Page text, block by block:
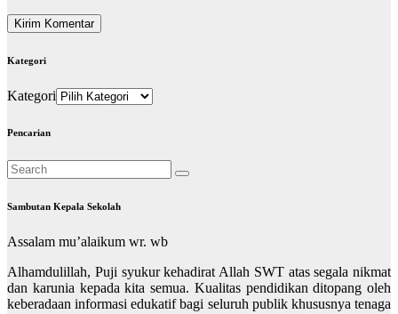
Kategori
Kategori
Pencarian
Sambutan Kepala Sekolah
Assalam mu’alaikum wr. wb
Alhamdulillah, Puji syukur kehadirat Allah SWT atas segala nikmat
dan karunia kepada kita semua. Kualitas pendidikan ditopang oleh
keberadaan informasi edukatif bagi seluruh publik khususnya tenaga